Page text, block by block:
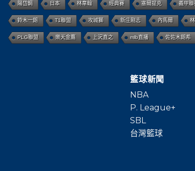
陽岱鋼 日本 林韋翰 經典賽 塞爾提克 義甲聯
鈴木一朗 T1聯盟 攻城獅 新庄剛志 內馬爾
PLG聯盟 樂天金鷹 上沢直之 mlb直播 佐佐木朗希
籃球新聞
NBA
P. League+
SBL
台灣籃球